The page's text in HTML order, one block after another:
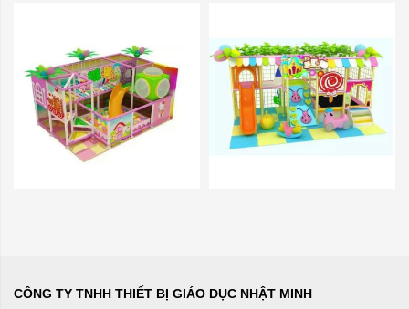
CÔNG TY TNHH THIẾT BỊ GIÁO DỤC NHẬT MINH